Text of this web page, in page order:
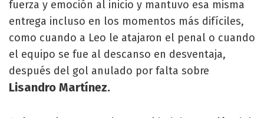
fuerza y emoción al inicio y mantuvo esa misma
entrega incluso en los momentos más difíciles,
como cuando a Leo le atajaron el penal o cuando
el equipo se fue al descanso en desventaja,
después del gol anulado por falta sobre
Lisandro Martínez.